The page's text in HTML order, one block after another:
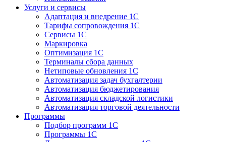
Услуги и сервисы
Адаптация и внедрение 1С
Тарифы сопровождения 1С
Сервисы 1С
Маркировка
Оптимизация 1С
Терминалы сбора данных
Нетиповые обновления 1С
Автоматизация задач бухгалтерии
Автоматизация бюджетирования
Автоматизация складской логистики
Автоматизация торговой деятельности
Программы
Подбор программ 1С
Программы 1С